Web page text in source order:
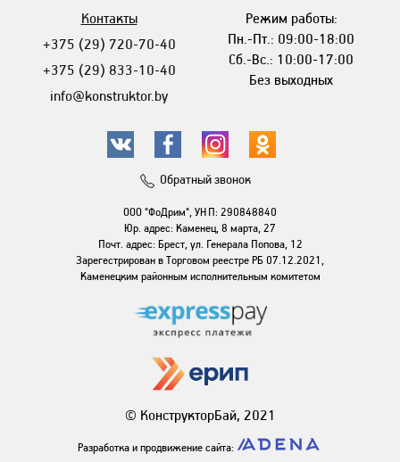
Контакты
+375 (29) 720-70-40
+375 (29) 833-10-40
info@konstruktor.by
Режим работы:
Пн.-Пт.: 09:00-18:00
Сб.-Вс.: 10:00-17:00
Без выходных
Обратный звонок
ООО "ФоДрим", УНП: 290848840
Юр. адрес: Каменец, 8 марта, 27
Почт. адрес: Брест, ул. Генерала Попова, 12
Зарегестрирован в Торговом реестре РБ 07.12.2021,
Каменецким районным исполнительным комитетом
© КонструкторБай, 2021
Разработка и продвижение сайта: